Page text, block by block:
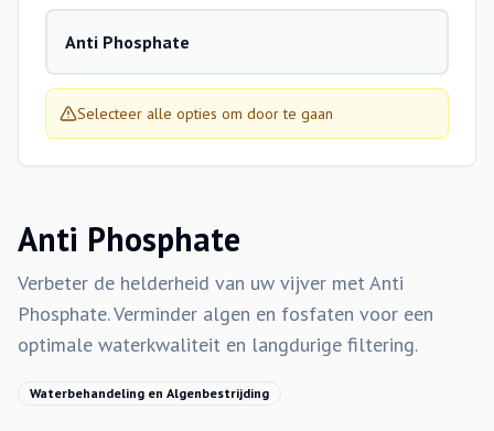
Anti Phosphate
Selecteer alle opties om door te gaan
Anti Phosphate
Verbeter de helderheid van uw vijver met Anti
Phosphate. Verminder algen en fosfaten voor een
optimale waterkwaliteit en langdurige filtering.
Waterbehandeling en Algenbestrijding